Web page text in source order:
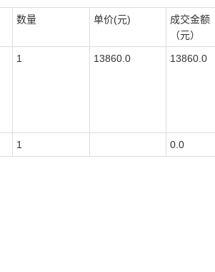
数量 单价(元)
成交金额
（元）
1 13860.0 13860.0
1 0.0